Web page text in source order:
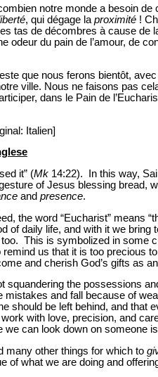
notre monde a besoin de
, qui dégage laproximité !
tas de décombres à cause de
odeur du pain de l’amour, de
que nous ferons bientôt,
ville. Nous ne faisons pas
dans le Pain de
Italien]
it” (Mk 14:22). In this way,
of Jesus blessing bread,
and presence.
the word “Eucharist” means
of daily life, and with it we
This is symbolized in some
remind us that it is too precious
and cherish God’s gifts as
squandering the possessions
mistakes and fall because of
should be left behind, and
with love, precision, and
we can look down on someone
many other things for which to
of what we are doing and